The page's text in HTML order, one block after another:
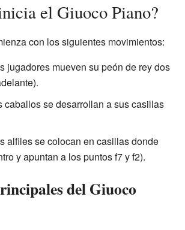
el Giuoco Piano?
con los siguientes movimientos:
jugadores mueven su peón de rey dos
caballos se desarrollan a sus casillas
alfiles se colocan en casillas donde
y apuntan a los puntos f7 y f2).
del Giuoco